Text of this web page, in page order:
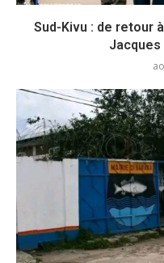
Sud-Kivu : de retour
Jacques